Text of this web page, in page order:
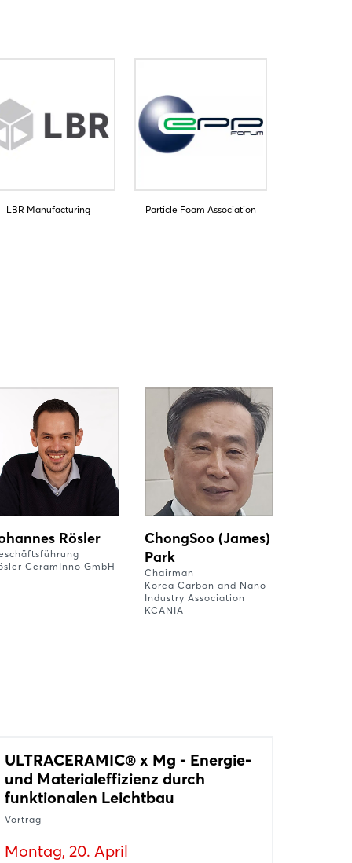
LBR Manufacturing Particle Foam Association
Rösler
CeramInno GmbH
ChongSoo (James)
Park
Chairman
Korea Carbon and Nano
Industry Association
KCANIA
ULTRACERAMIC® x Mg - Energie-
und Materialeffizienz durch
funktionalen Leichtbau
Vortrag
Montag, 20. April